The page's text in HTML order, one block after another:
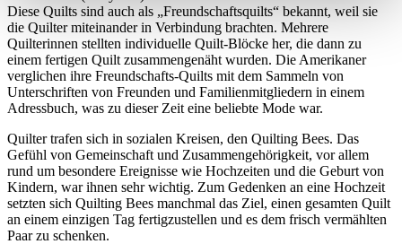
Diese Quilts sind auch als „Freundschaftsquilts“ bekannt, weil sie
die Quilter miteinander in Verbindung brachten. Mehrere
Quilterinnen stellten individuelle Quilt-Blöcke her, die dann zu
einem fertigen Quilt zusammengenäht wurden. Die Amerikaner
verglichen ihre Freundschafts-Quilts mit dem Sammeln von
Unterschriften von Freunden und Familienmitgliedern in einem
Adressbuch, was zu dieser Zeit eine beliebte Mode war.
Quilter trafen sich in sozialen Kreisen, den Quilting Bees. Das
Gefühl von Gemeinschaft und Zusammengehörigkeit, vor allem
rund um besondere Ereignisse wie Hochzeiten und die Geburt von
Kindern, war ihnen sehr wichtig. Zum Gedenken an eine Hochzeit
setzten sich Quilting Bees manchmal das Ziel, einen gesamten Quilt
an einem einzigen Tag fertigzustellen und es dem frisch vermählten
Paar zu schenken.